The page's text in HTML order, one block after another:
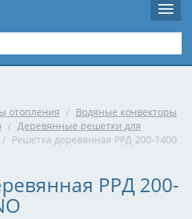
отопления / Водяные конвекторы
/ Деревянные решетки для
/ Решетка деревянная РРД 200-1400
РРД 200-